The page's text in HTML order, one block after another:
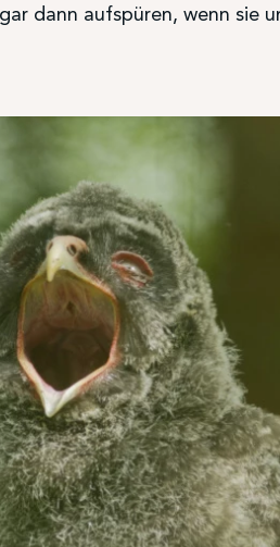
dann aufspüren, wenn sie